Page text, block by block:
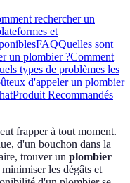
rechercher un
et
FAQQuelles sont
un plombier ?Comment
types de problèmes les
d'appeler un plombier
Produit Recommandés
frapper à tout moment.
d'un bouchon dans la
trouver un plombier
les dégâts et